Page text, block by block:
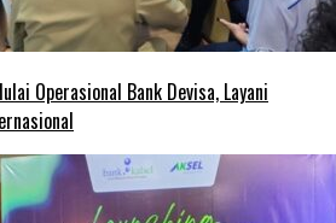
Operasional Bank Devisa, Layani